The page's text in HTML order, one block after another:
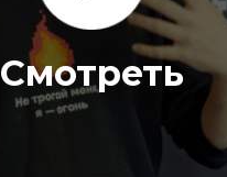
Смотреть